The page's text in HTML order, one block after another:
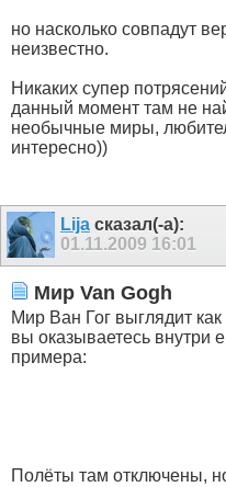
но насколько совпадут
неизвестно.
Никаких супер
данный момент там не
необычные миры,
интересно))
Lija сказал(-а):
01.11.2009 16:01
Мир Van Gogh
Мир Ван Гог выглядит
вы оказываетесь внутри
примера:
Полёты там отключены,